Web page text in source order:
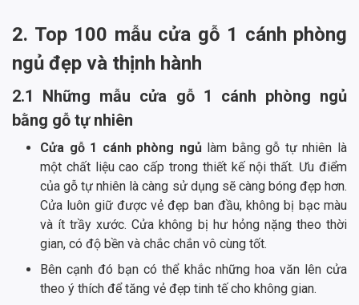
2. Top 100 mẫu cửa gỗ 1 cánh phòng
ngủ đẹp và thịnh hành
2.1 Những mẫu cửa gỗ 1 cánh phòng ngủ
bằng gỗ tự nhiên
Cửa gỗ 1 cánh phòng ngủ làm bằng gỗ tự nhiên là
một chất liệu cao cấp trong thiết kế nội thất. Ưu điểm
của gỗ tự nhiên là càng sử dụng sẽ càng bóng đẹp hơn.
Cửa luôn giữ được vẻ đẹp ban đầu, không bị bạc màu
và ít trầy xước. Cửa không bị hư hỏng nặng theo thời
gian, có độ bền và chắc chắn vô cùng tốt.
Bên cạnh đó bạn có thể khắc những hoa văn lên cửa
theo ý thích để tăng vẻ đẹp tinh tế cho không gian.